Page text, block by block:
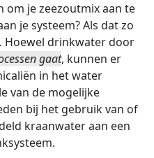
om je zeezoutmix aan te
je systeem? Als dat zo
Hoewel drinkwater door
gaat, kunnen er
in het water
van de mogelijke
bij het gebruik van of
kraanwater aan een